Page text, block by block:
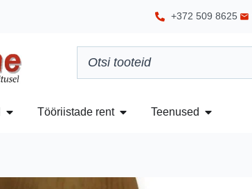
+372 509 8625
Tööriistade rent Teenused